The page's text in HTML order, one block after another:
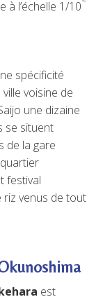
à l’échelle 1/10
spécificité
voisine de
une dizaine
se situent
de la gare
festival
riz venus de tout
est